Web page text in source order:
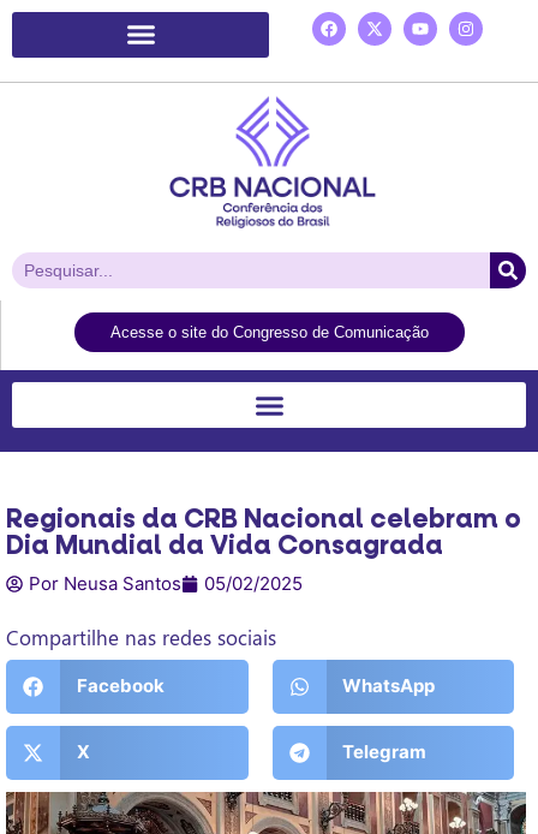
Acesse o site do Congresso de Comunicação
Regionais da CRB Nacional celebram o
Dia Mundial da Vida Consagrada
Por Neusa Santos 05/02/2025
Compartilhe nas redes sociais
Facebook WhatsApp
X Telegram